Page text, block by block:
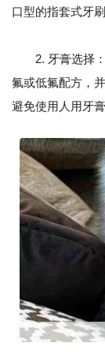
口型的指套式牙
2. 牙膏选择：
氟或低氟配方，
避免使用人用牙